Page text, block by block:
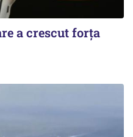
a crescut forța